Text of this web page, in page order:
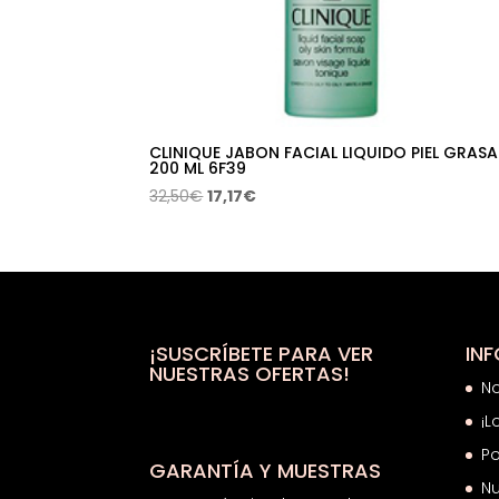
CLINIQUE JABON FACIAL LIQUIDO PIEL GRASA
200 ML 6F39
32,50€El
era:
17,17€El
es:
¡SUSCRÍBETE PARA VER
NUESTRAS OFERTAS!
GARANTÍA Y MUESTRAS